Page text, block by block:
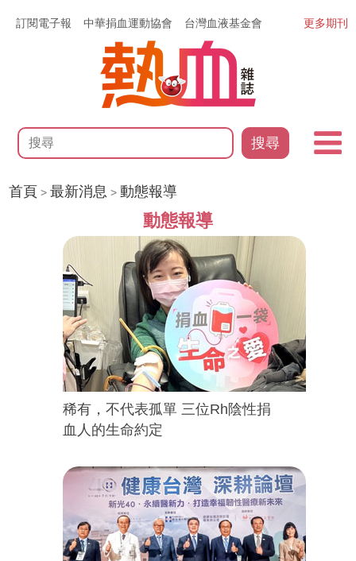
訂閱電子報 中華捐血運動協會 台灣血液基金會
搜尋
更多期刊
首頁 >最新消息 >動態報導
動態報導
稀有，不代表孤單 三位Rh陰性捐
血人的生命約定